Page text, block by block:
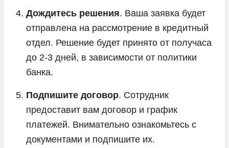
Дождитесь решения. Ваша заявка будет
отправлена на рассмотрение в кредитный
отдел. Решение будет принято от получаса
до 2-3 дней, в зависимости от политики
банка.
Подпишите договор. Сотрудник
предоставит вам договор и график
платежей. Внимательно ознакомьтесь с
документами и подпишите их.